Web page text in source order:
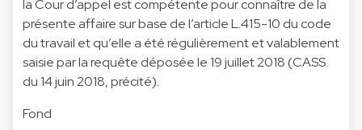
la Cour d’appel est compétente pour connaître de la
présente affaire sur base de l’article L.415-10 du code
du travail et qu’elle a été régulièrement et valablement
saisie par la requête déposée le 19 juillet 2018 (CASS.
du 14 juin 2018, précité).
Fond